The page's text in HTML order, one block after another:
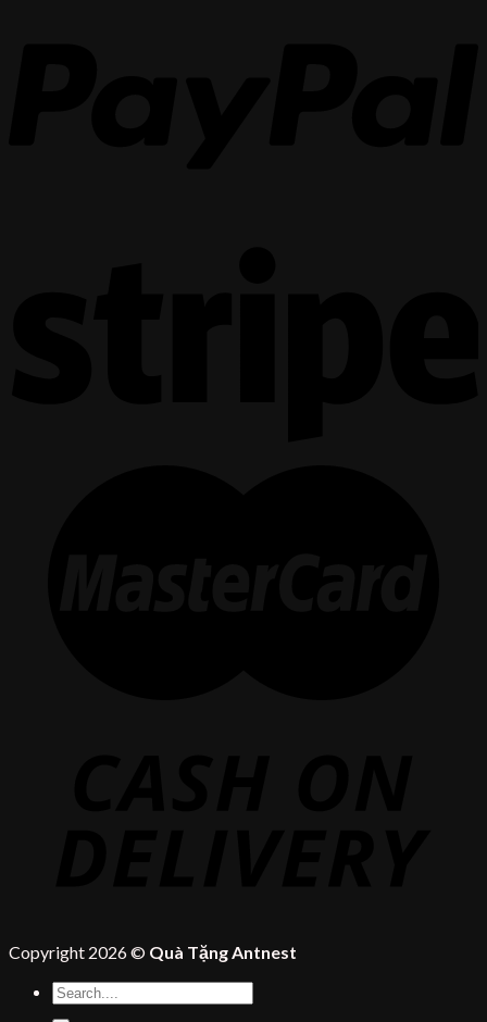
Copyright 2026 © Quà Tặng Antnest
Tìm
kiếm: